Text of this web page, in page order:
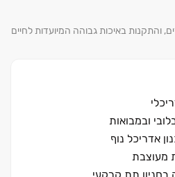
והתקנות באיכות גבוהה המיועדות לחיים
ובמבואות
אדריכל נוף
מעוצבת